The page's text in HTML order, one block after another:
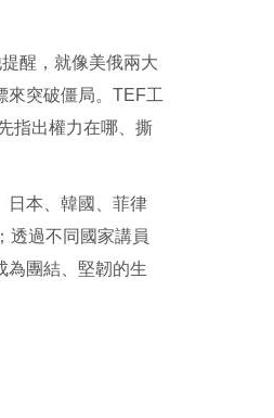
醒，就像美俄兩大
來突破僵局。TEF工
指出權力在哪、撕
日本、韓國、菲律
透過不同國家講員
團結、堅韌的生